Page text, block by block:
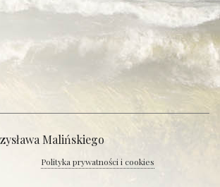
Malińskiego
Polityka prywatności i cookies